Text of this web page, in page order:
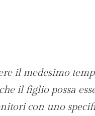
il medesimo
il figlio possa
con uno